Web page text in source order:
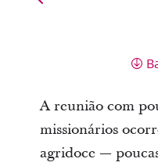
A reunião com
missionários
agridoce —